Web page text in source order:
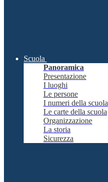
Scuola
Panoramica
Presentazione
I luoghi
Le persone
I numeri della scuola
Le carte della scuola
Organizzazione
La storia
Sicurezza